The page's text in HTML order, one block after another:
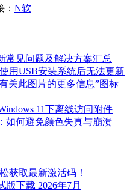
N软
常见问题及解决方案汇总
用USB安装系统后无法更新
关此图片的更多信息”图标
11下离线访问附件
如何避免颜色失真与崩溃
获取最新激活码！
版下载 2026年7月